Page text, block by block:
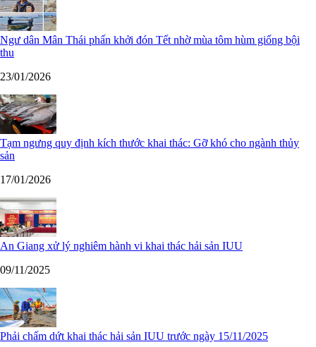
Ngư dân Mân Thái phấn khởi đón Tết nhờ mùa tôm hùm giống bội
thu
23/01/2026
Tạm ngưng quy định kích thước khai thác: Gỡ khó cho ngành thủy
sản
17/01/2026
An Giang xử lý nghiêm hành vi khai thác hải sản IUU
09/11/2025
Phải chấm dứt khai thác hải sản IUU trước ngày 15/11/2025